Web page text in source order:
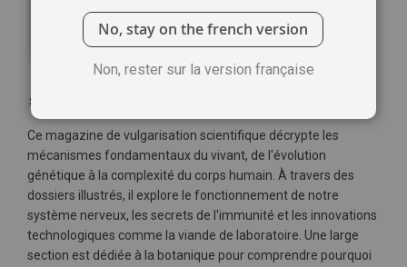
Soyez le premier à commenter ce produit
Ce magazine de vulgarisation scientifique décrypte les
mécanismes fondamentaux du vivant, de l'évolution
génétique à la complexité du corps humain. À travers des
dossiers illustrés, il explore le fonctionnement de notre
système nerveux, les secrets de l'immunité et les innovations
technologiques comme la viande de laboratoire. Une large
section est dédiée à la botanique pour comprendre pourquoi
No, stay on the french version
Non, rester sur la version française